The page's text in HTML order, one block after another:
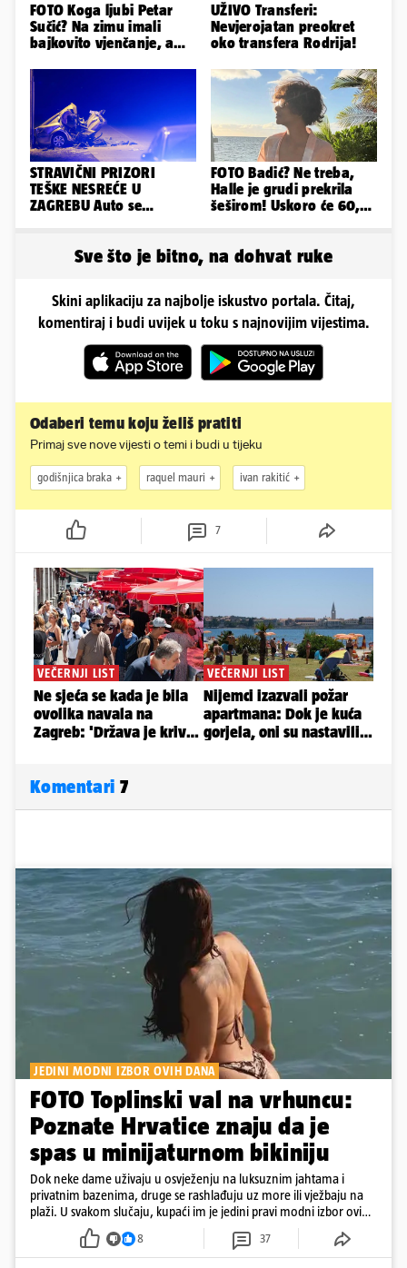
FOTO Koga ljubi Petar
Sučić? Na zimu imali
bajkovito vjenčanje, a
sin!
UŽIVO Transferi:
Nevjerojatan preokret
oko transfera Rodrija!
STRAVIČNI PRIZORI
TEŠKE NESREĆE U
ZAGREBU Auto se
FOTO Badić? Ne treba,
Halle je grudi prekrila
šeširom! Uskoro će 60,
Sve što je bitno, na dohvat ruke
Skini aplikaciju za najbolje iskustvo portala. Čitaj,
komentiraj i budi uvijek u toku s najnovijim vijestima.
Odaberi temu koju želiš pratiti
Primaj sve nove vijesti o temi i budi u tijeku
godišnjica braka raquel mauri ivan rakitić
7
Komentari 7
JEDINI MODNI IZBOR OVIH DANA
FOTO Toplinski val na vrhuncu:
Poznate Hrvatice znaju da je
spas u minijaturnom bikiniju
Dok neke dame uživaju u osvježenju na luksuznim jahtama i
privatnim bazenima, druge se rashlađuju uz more ili vježbaju na
plaži. U svakom slučaju, kupaći im je jedini pravi modni izbor ovih
8 37